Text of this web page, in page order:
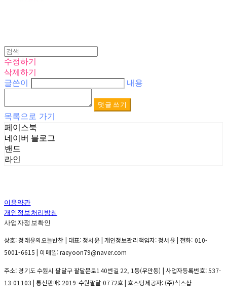
수정하기
삭제하기
글쓴이
내용
댓글 쓰기
목록으로 가기
페이스북
네이버 블로그
밴드
라인
이용약관
개인정보처리방침
사업자정보확인
상호: 정래윤의오늘반찬 | 대표: 정서윤 | 개인정보관리책임자: 정서윤 | 전화: 010-
5001-6615 | 이메일: raeyoon79@naver.com
주소: 경기도 수원시 팔달구 팔달문로140번길 22, 1동(우만동) | 사업자등록번호:537-
13-01103 | 통신판매: 2019-수원팔달-0772호| 호스팅제공자: (주)식스샵